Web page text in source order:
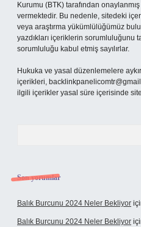
Kurumu (BTK) tarafından
vermektedir. Bu nedenle, sitedeki
veya araştırma yükümlülüğümüz
yazdıkları içeriklerin sorumluluğunu
sorumluluğu kabul etmiş sayılırlar.
Hukuka ve yasal düzenlemelere
içerikleri,
ilgili içerikler yasal süre içerisinde
Son yorumlar
Balık Burcunu 2024 Neler Bekliyor
Balık Burcunu 2024 Neler Bekliyor